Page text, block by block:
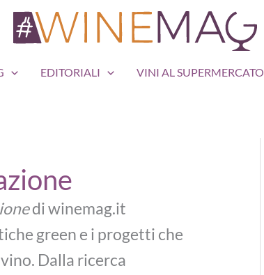
EDITORIALI VINI AL SUPERMERCATO
di winemag.it
green e i progetti che
Dalla ricerca